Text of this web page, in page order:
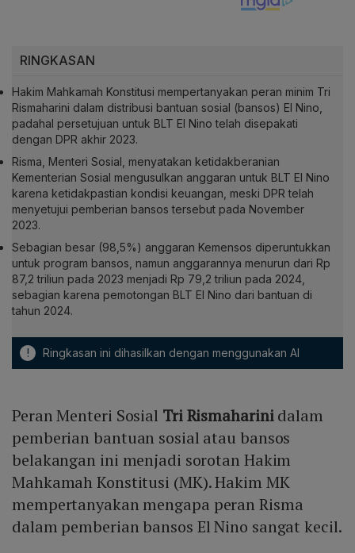
RINGKASAN
Hakim Mahkamah Konstitusi mempertanyakan peran minim Tri
Rismaharini dalam distribusi bantuan sosial (bansos) El Nino,
padahal persetujuan untuk BLT El Nino telah disepakati
dengan DPR akhir 2023.
Risma, Menteri Sosial, menyatakan ketidakberanian
Kementerian Sosial mengusulkan anggaran untuk BLT El Nino
karena ketidakpastian kondisi keuangan, meski DPR telah
menyetujui pemberian bansos tersebut pada November
2023.
Sebagian besar (98,5%) anggaran Kemensos diperuntukkan
untuk program bansos, namun anggarannya menurun dari Rp
87,2 triliun pada 2023 menjadi Rp 79,2 triliun pada 2024,
sebagian karena pemotongan BLT El Nino dari bantuan di
tahun 2024.
! Ringkasan ini dihasilkan dengan menggunakan AI
Peran Menteri Sosial Tri Rismaharinidalam
pemberian bantuan sosial atau bansos
belakangan ini menjadi sorotan Hakim
Mahkamah Konstitusi (MK). Hakim MK
mempertanyakan mengapa peran Risma
dalam pemberian bansos El Nino sangat kecil.